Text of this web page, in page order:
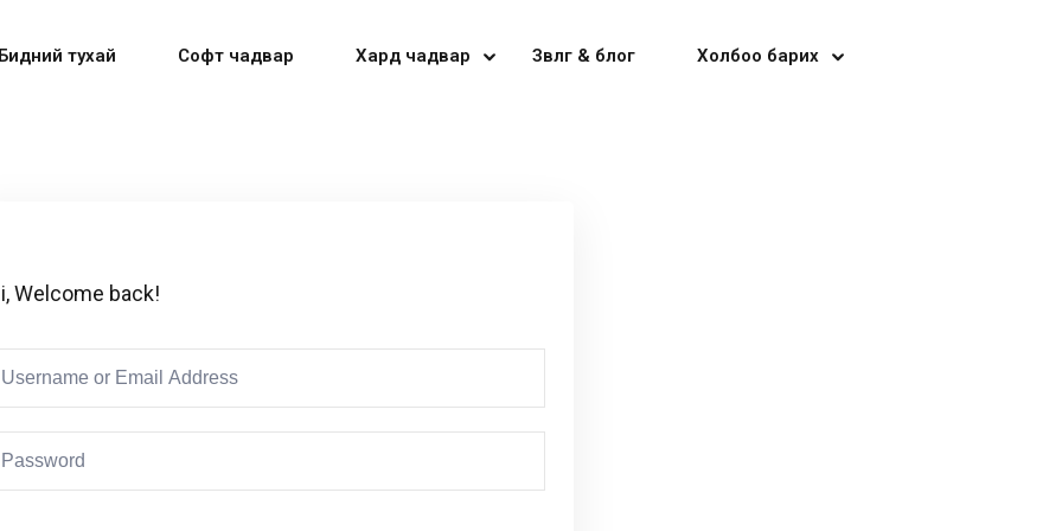
тухай Софт чадвар Хард чадвар Зөвлөгөө & блог Холбоо барих
Welcome back!
Don’t have an account?Sign up